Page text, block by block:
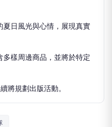
日風光與心情，展現真實
樣周邊商品，並將於特定
將規劃出版活動。